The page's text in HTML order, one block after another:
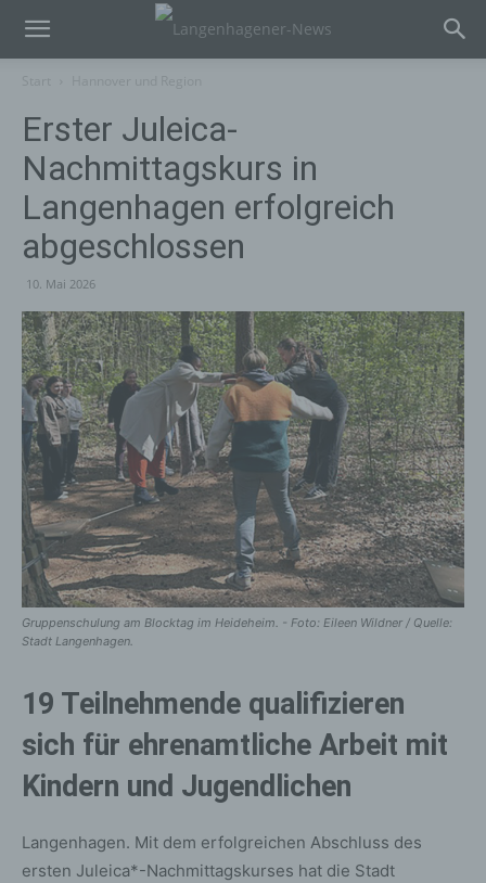
Erster Juleica-
Nachmittagskurs in
Langenhagen erfolgreich
abgeschlossen
10. Mai 2026
Gruppenschulung am Blocktag im Heideheim. - Foto: Eileen Wildner / Quelle:
Stadt Langenhagen.
19 Teilnehmende qualifizieren
sich für ehrenamtliche Arbeit mit
Kindern und Jugendlichen
Langenhagen. Mit dem erfolgreichen Abschluss des
ersten Juleica*-Nachmittagskurses hat die Stadt